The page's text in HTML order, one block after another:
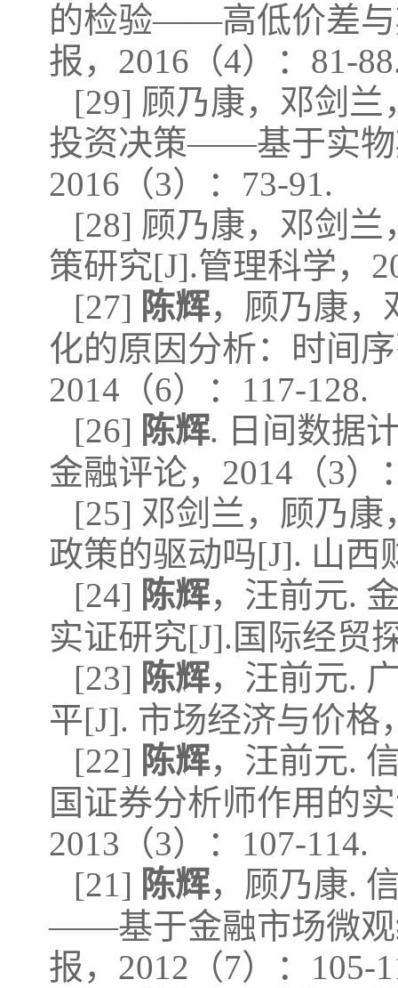
的检验——高低价差与
报，2016（4）：81-
[29] 顾乃康，邓剑兰
投资决策——基于实物
2016（3）：73-91.
[28] 顾乃康，邓剑兰
策研究[J].管理科学，
[27] 陈辉，顾乃康，
化的原因分析：时间
2014（6）：117-128.
[26] 陈辉. 日间数据
金融评论，2014（3）
[25] 邓剑兰，顾乃康
政策的驱动吗[J]. 山西
[24] 陈辉，汪前元.
实证研究[J].国际经贸
[23] 陈辉，汪前元.
平[J]. 市场经济与价格
[22] 陈辉，汪前元.
国证券分析师作用的
2013（3）：107-114.
[21] 陈辉，顾乃康.
——基于金融市场微观
报，2012（7）：105-